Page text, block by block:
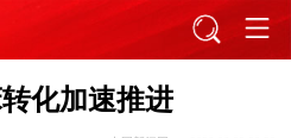
化加速推进